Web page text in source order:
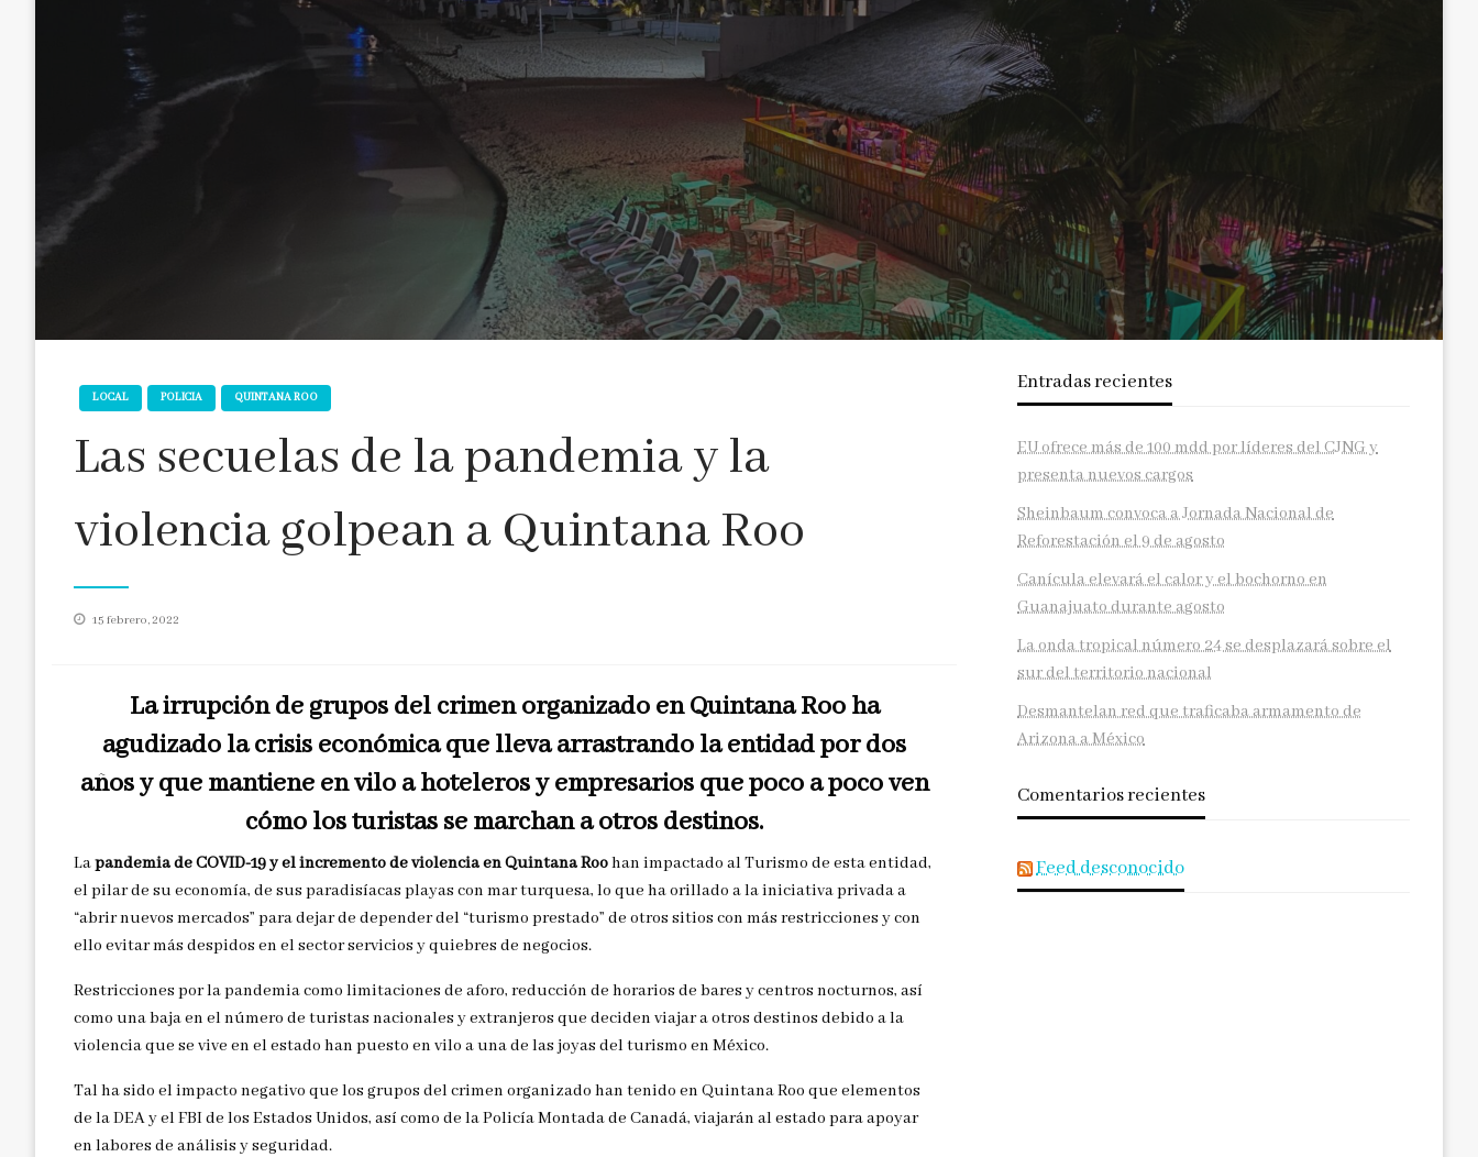
LOCAL POLICIA QUINTANA ROO
Las secuelas de la pandemia y la
violencia golpean a Quintana Roo
Publicado
15 febrero, 2022
La irrupción de grupos del crimen organizado en Quintana Roo ha
agudizado la crisis económica que lleva arrastrando la entidad por dos
años y que mantiene en vilo a hoteleros y empresarios que poco a poco ven
cómo los turistas se marchan a otros destinos.
Lapandemia de COVID-19 y el incremento de violencia en Quintana Roohan impactado al Turismo de esta entidad,
el pilar de su economía, de sus paradisíacas playas con mar turquesa, lo que ha orillado a la iniciativa privada a
“abrir nuevos mercados” para dejar de depender del “turismo prestado” de otros sitios con más restricciones y con
ello evitar más despidos en el sector servicios y quiebres de negocios.
Restricciones por la pandemia como limitaciones de aforo, reducción de horarios de bares y centros nocturnos, así
como una baja en el número de turistas nacionales y extranjeros que deciden viajar a otros destinos debido a la
violencia que se vive en el estado han puesto en vilo a una de las joyas del turismo en México.
Tal ha sido el impacto negativo que los grupos del crimen organizado han tenido en Quintana Roo que elementos
de la DEA y el FBI de los Estados Unidos, así como de la Policía Montada de Canadá, viajarán al estado para apoyar
en labores de análisis y seguridad.
Entradas recientes
EU ofrece más de 100 mdd por líderes del CJNG y
presenta nuevos cargos
Sheinbaum convoca a Jornada Nacional de
Reforestación el 9 de agosto
Canícula elevará el calor y el bochorno en
Guanajuato durante agosto
La onda tropical número 24 se desplazará sobre el
sur del territorio nacional
Desmantelan red que traficaba armamento de
Arizona a México
Comentarios recientes
Feed desconocido